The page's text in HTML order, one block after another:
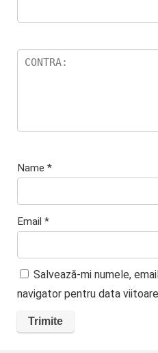
Name *
Email *
Salvează-mi numele,
navigator pentru data